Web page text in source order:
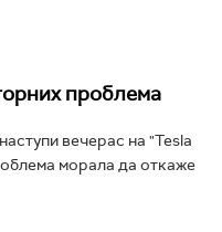
проблема
вечерас на "Tesla
морала да откаже